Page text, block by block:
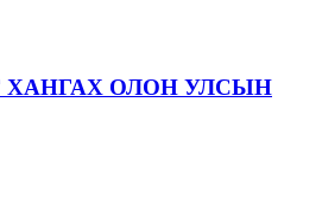
ОЛОН УЛСЫН